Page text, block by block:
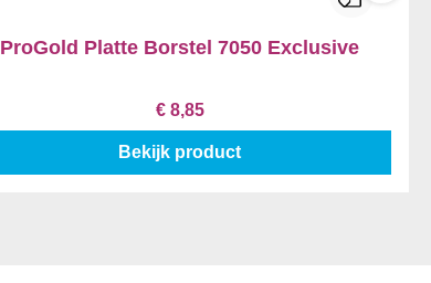
ProGold Platte Borstel 7050 Exclusive
€ 8,85
Bekijk product